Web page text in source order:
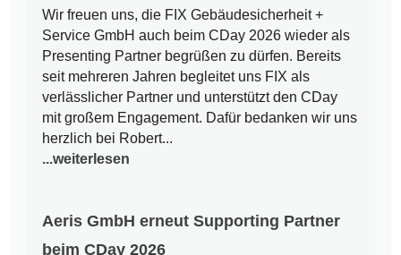
Wir freuen uns, die FIX Gebäudesicherheit +
Service GmbH auch beim CDay 2026 wieder als
Presenting Partner begrüßen zu dürfen. Bereits
seit mehreren Jahren begleitet uns FIX als
verlässlicher Partner und unterstützt den CDay
mit großem Engagement. Dafür bedanken wir uns
herzlich bei Robert...
...weiterlesen
Aeris GmbH erneut Supporting Partner
beim CDay 2026